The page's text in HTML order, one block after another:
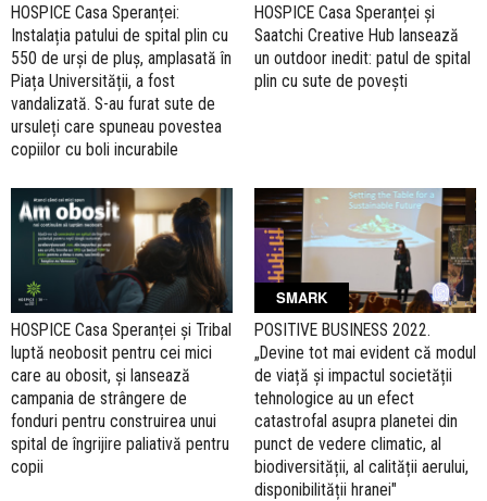
HOSPICE Casa Speranței:
Instalația patului de spital plin cu
550 de urși de pluș, amplasată în
Piața Universității, a fost
vandalizată. S-au furat sute de
ursuleți care spuneau povestea
copiilor cu boli incurabile
HOSPICE Casa Speranței și
Saatchi Creative Hub lansează
un outdoor inedit: patul de spital
plin cu sute de povești
HOSPICE Casa Speranței și Tribal
luptă neobosit pentru cei mici
care au obosit, și lansează
campania de strângere de
fonduri pentru construirea unui
spital de îngrijire paliativă pentru
copii
SMARK
POSITIVE BUSINESS 2022.
„Devine tot mai evident că modul
de viață și impactul societății
tehnologice au un efect
catastrofal asupra planetei din
punct de vedere climatic, al
biodiversității, al calității aerului,
disponibilității hranei"